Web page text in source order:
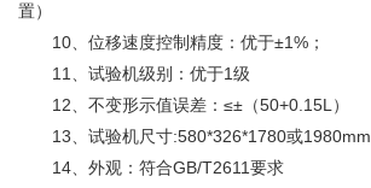
置）
10、位移速度控制精度：优于±1%；
11、试验机级别：优于1级
12、不变形示值误差：≤±（50+0.15L）
13、试验机尺寸:580*326*1780或1980mm
14、外观：符合GB/T2611要求